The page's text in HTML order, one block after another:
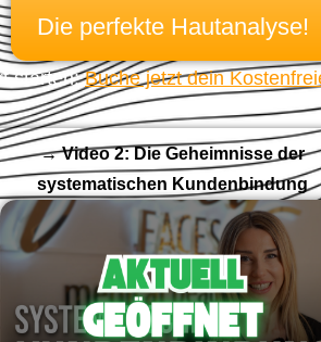
Die perfekte Hautanalyse!
starten:Buche jetzt dein
→ Video 2: Die Geheimnisse der
systematischen Kundenbindung